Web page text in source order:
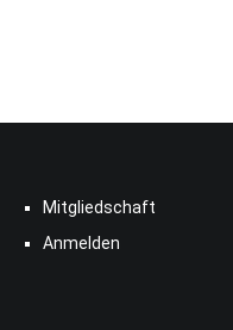
Mitgliedschaft
Anmelden